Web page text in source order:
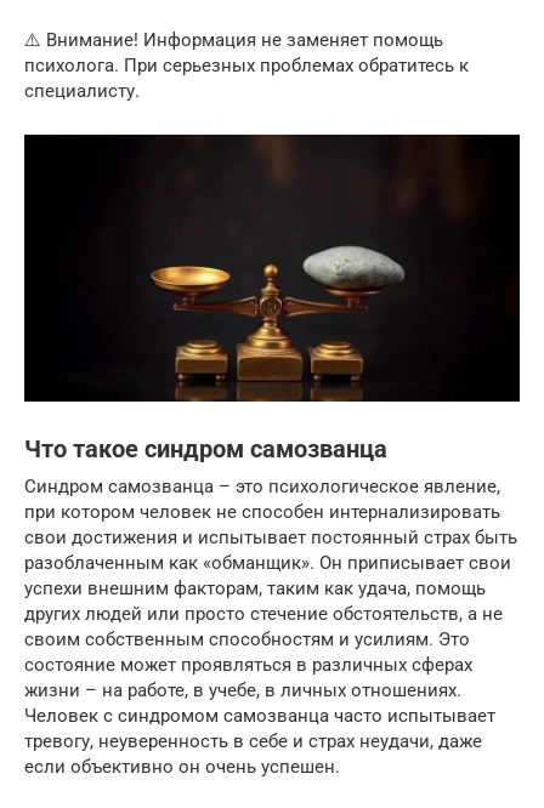
⚠️ Внимание! Информация не заменяет помощь
психолога. При серьезных проблемах обратитесь к
специалисту.
Что такое синдром самозванца
Синдром самозванца – это психологическое явление,
при котором человек не способен интернализировать
свои достижения и испытывает постоянный страх быть
разоблаченным как «обманщик». Он приписывает свои
успехи внешним факторам, таким как удача, помощь
других людей или просто стечение обстоятельств, а не
своим собственным способностям и усилиям. Это
состояние может проявляться в различных сферах
жизни – на работе, в учебе, в личных отношениях.
Человек с синдромом самозванца часто испытывает
тревогу, неуверенность в себе и страх неудачи, даже
если объективно он очень успешен.